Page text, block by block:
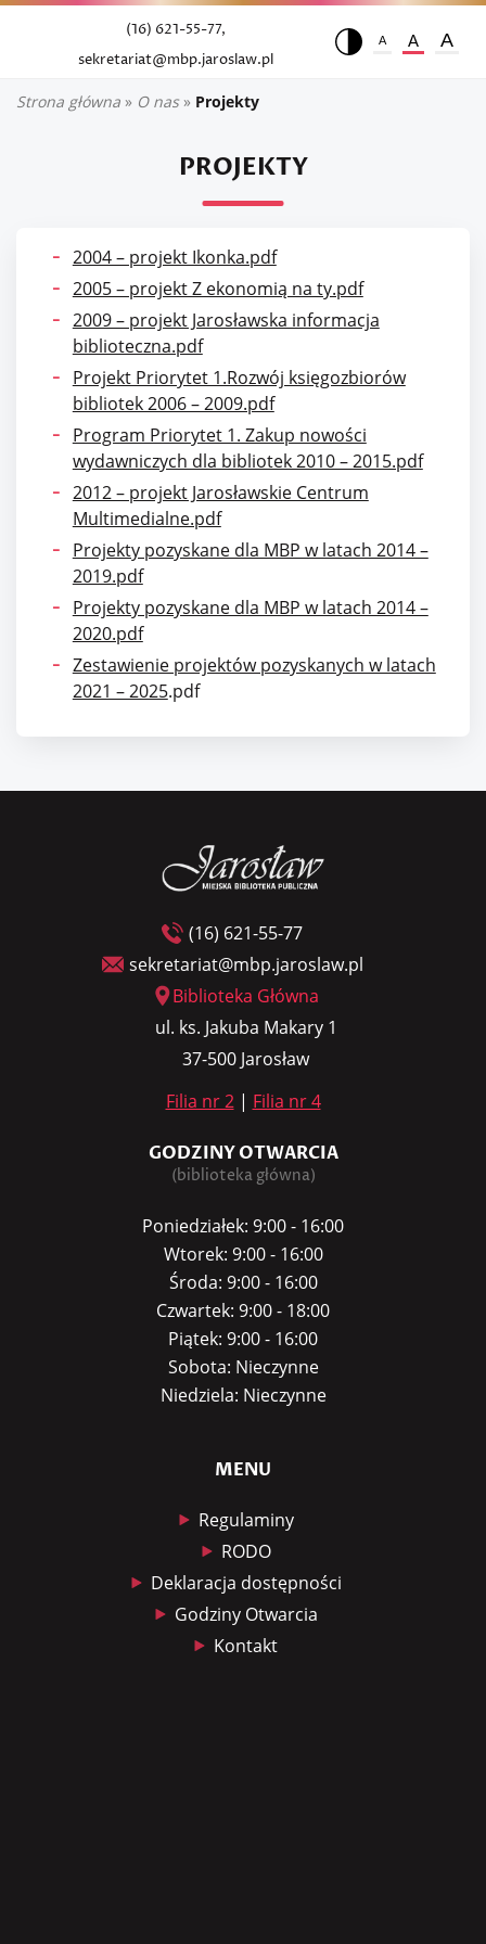
(16) 621-55-77,
sekretariat@mbp.jaroslaw.pl
A A A
Strona główna » O nas» Projekty
PROJEKTY
2004 – projekt Ikonka.pdf
2005 – projekt Z ekonomią na ty.pdf
2009 – projekt Jarosławska informacja
biblioteczna.pdf
Projekt Priorytet 1.Rozwój księgozbiorów
bibliotek 2006 – 2009.pdf
Program Priorytet 1. Zakup nowości
wydawniczych dla bibliotek 2010 – 2015.pdf
2012 – projekt Jarosławskie Centrum
Multimedialne.pdf
Projekty pozyskane dla MBP w latach 2014 –
2019.pdf
Projekty pozyskane dla MBP w latach 2014 –
2020.pdf
Zestawienie projektów pozyskanych w latach
2021 – 2025.pdf
(16) 621-55-77
sekretariat@mbp.jaroslaw.pl
Biblioteka Główna
ul. ks. Jakuba Makary 1
37-500 Jarosław
Filia nr 2 | Filia nr 4
GODZINY OTWARCIA
(biblioteka główna)
Poniedziałek: 9:00 - 16:00
Wtorek: 9:00 - 16:00
Środa: 9:00 - 16:00
Czwartek: 9:00 - 18:00
Piątek: 9:00 - 16:00
Sobota: Nieczynne
Niedziela: Nieczynne
MENU
Regulaminy
RODO
Deklaracja dostępności
Godziny Otwarcia
Kontakt